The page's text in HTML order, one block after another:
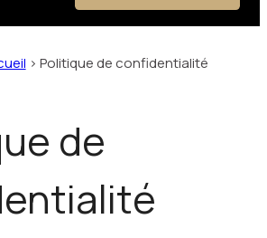
> Politique de confidentialité
de